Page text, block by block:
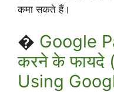
कमा सकते हैं।
� Google
करने के फायदे
Using